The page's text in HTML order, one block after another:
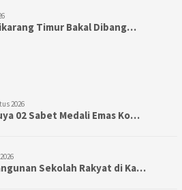
Timur Bakal Dibang…
2026
02 Sabet Medali Emas Ko…
Sekolah Rakyat di Ka…